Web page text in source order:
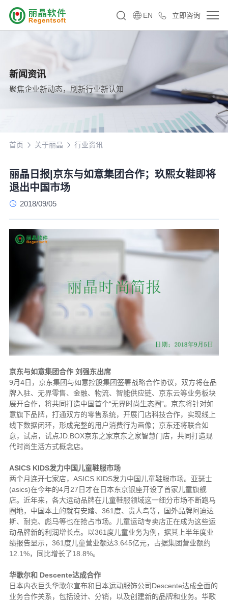
立即咨询
EN
新闻资讯
聚焦企业新动态，刷新行业新认知
首页 关于丽晶 行业资讯
丽晶日报|京东与如意集团合作；玖熙女鞋即将
退出中国市场
2018/09/05
京东与如意集团合作 刘强东出席
9月4日，京东集团与如意控股集团签署战略合作协议，双方将在品
牌入驻、无界零售、金融、物流、智能供应链、京东云等业务板块
展开合作，将共同打造中国首个“无界时尚生态圈”。京东将针对如
意旗下品牌，打通双方的零售系统，开展门店科技合作，实现线上
线下数据闭环，形成完整的用户消费行为画像；京东还将联合如
意，试点，试点JD.BOX京东之家京东之家智慧门店，共同打造现
代时尚生活方式概念店。
ASICS KIDS发力中国儿童鞋服市场
两个月连开七家店，ASICS KIDS发力中国儿童鞋服市场。亚瑟士
(asics)在今年的4月27日才在日本东京银座开设了首家儿童旗舰
店。近年来，各大运动品牌在儿童鞋服领域这一细分市场不断跑马
圈地，中国本土的就有安踏、361度、贵人鸟等，国外品牌阿迪达
斯、耐克、彪马等也在抢占市场。儿童运动专卖店正在成为这些运
动品牌新的利润增长点。以361度儿童业务为例，据其上半年度业
绩报告显示，361度儿童营业额达3.645亿元，占据集团营业额约
12.1%，同比增长了18.8%。
华歌尔和 Descente达成合作
日本内衣巨头华歌尔宣布和日本运动服饰公司Descente达成全面的
业务合作关系，包括设计、分销，以及创建新的品牌和业务。华歌